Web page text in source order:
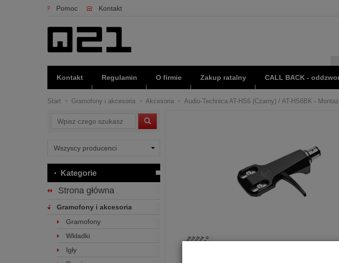
Pomoc Kontakt
Kontakt Regulamin O firmie Zakup ratalny CALL BACK -
Start Gramofony i akcesoria Akcesoria Audio-Technica AT-HS6 (Czarny) / AT-HS6BK -
Wyszukaj
Kategorie
Strona główna
Gramofony i akcesoria
Gramofony
Wkładki
Igły